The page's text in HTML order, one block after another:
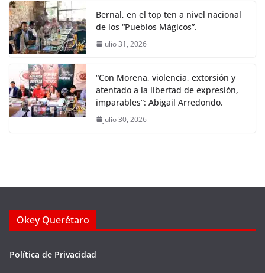
Bernal, en el top ten a nivel nacional
de los “Pueblos Mágicos”.
julio 31, 2026
“Con Morena, violencia, extorsión y
atentado a la libertad de expresión,
imparables”: Abigail Arredondo.
julio 30, 2026
Okey Querétaro
Política de Privacidad